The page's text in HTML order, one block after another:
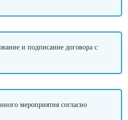
и подписание договора с
мероприятия согласно